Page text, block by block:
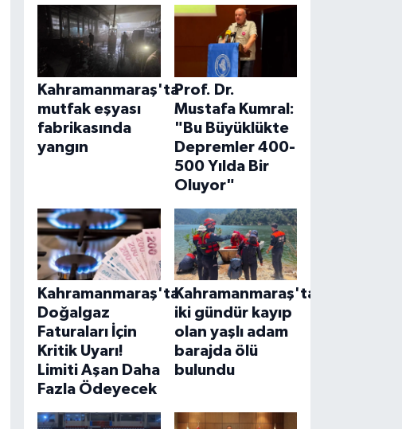
Kahramanmaraş'ta
mutfak eşyası
fabrikasında
yangın
Prof. Dr.
Mustafa Kumral:
"Bu Büyüklükte
Depremler 400-
500 Yılda Bir
Oluyor"
Kahramanmaraş'ta
Doğalgaz
Faturaları İçin
Kritik Uyarı!
Limiti Aşan Daha
Fazla Ödeyecek
Kahramanmaraş'ta
iki gündür kayıp
olan yaşlı adam
barajda ölü
bulundu